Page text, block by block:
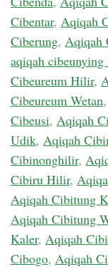
Cibentar, Aqiqah
Ciberung, Aqiqah
aqiqah
Cibeureum Hilir,
Cibeureum Wetan,
Cibeusi, Aqiqah
Udik, Aqiqah
Cibinonghilir,
Cibiru Hilir,
Aqiqah Cibitung
Aqiqah Cibitung
Kaler, Aqiqah
Cibogo, Aqiqah